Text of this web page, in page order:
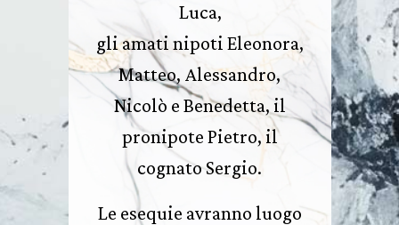
Luca,
gli amati nipoti Eleonora,
Matteo, Alessandro,
Nicolò e Benedetta, il
pronipote Pietro, il
cognato Sergio.
Le esequie avranno luogo